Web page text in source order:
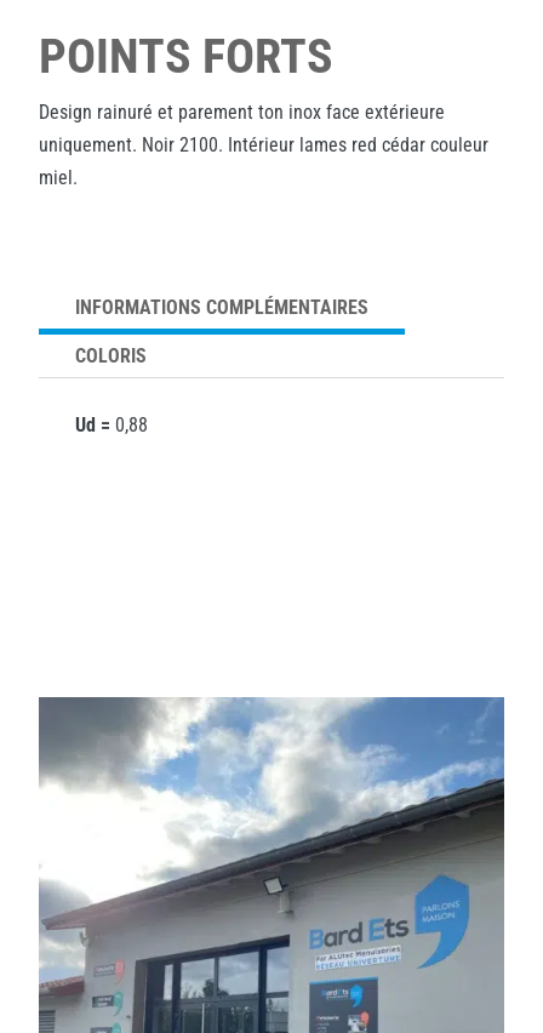
POINTS FORTS
Design rainuré et parement ton inox face extérieure
uniquement. Noir 2100. Intérieur lames red cédar couleur
miel.
INFORMATIONS COMPLÉMENTAIRES
COLORIS
Ud = 0,88